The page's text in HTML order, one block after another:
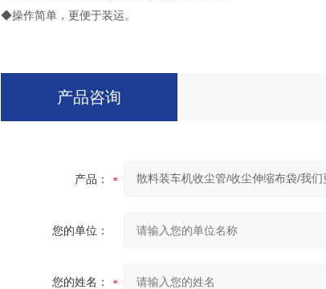
◆操作简单，更便于装运。
产品咨询
产品：
您的单位：
您的姓名：